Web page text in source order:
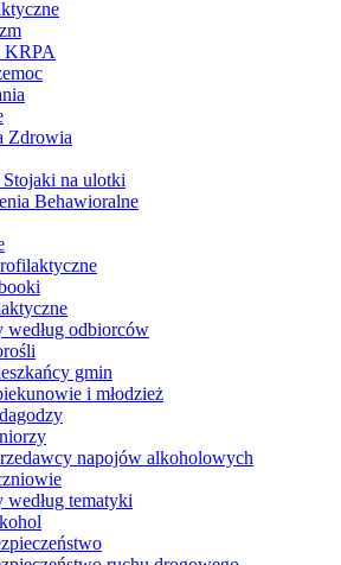
KRPA
Zdrowia
na ulotki
Behawioralne
według odbiorców
gmin
i młodzież
napojów alkoholowych
według tematyki